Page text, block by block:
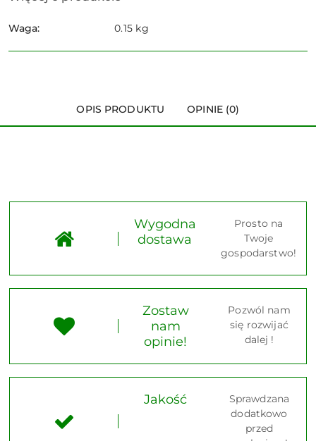
Waga: 0.15 kg
OPIS PRODUKTU OPINIE (0)
Wygodna
dostawa
Prosto na
Twoje
gospodarstwo!
Zostaw
nam
opinie!
Pozwól nam
się rozwijać
dalej !
Jakość
Sprawdzana
dodatkowo
przed